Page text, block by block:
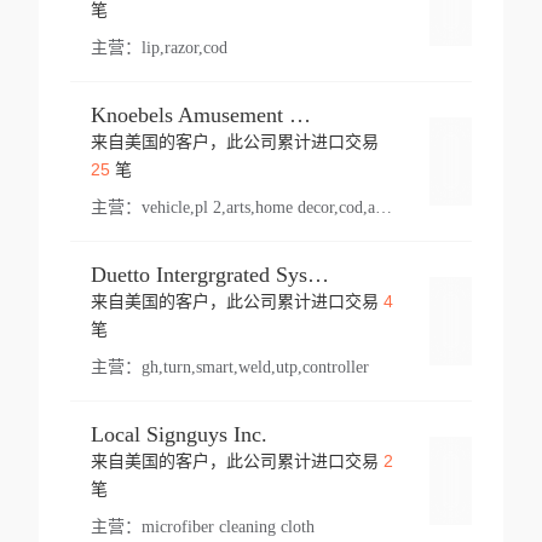
笔
主营： lip,razor,cod
Knoebels Amusement Resort
来自美国的客户，此公司累计进口交易
25笔
主营： vehicle,pl 2,arts,home decor,cod,amusement ride,sea
Duetto Intergrgrated Systems Inc.
来自美国的客户，此公司累计进口交易 4
笔
主营： gh,turn,smart,weld,utp,controller
Local Signguys Inc.
来自美国的客户，此公司累计进口交易 2
笔
主营： microfiber cleaning cloth